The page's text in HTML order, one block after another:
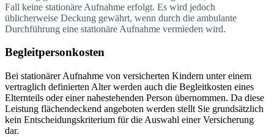
Fall keine stationäre Aufnahme erfolgt. Es wird jedoch
üblicherweise Deckung gewährt, wenn durch die ambulante
Durchführung eine stationäre Aufnahme vermieden wird.
Begleitpersonkosten
Bei stationärer Aufnahme von versicherten Kindern unter einem
vertraglich definierten Alter werden auch die Begleitkosten eines
Elternteils oder einer nahestehenden Person übernommen. Da diese
Leistung flächendeckend angeboten werden stellt Sie grundsätzlich
kein Entscheidungskriterium für die Auswahl einer Versicherung
dar.